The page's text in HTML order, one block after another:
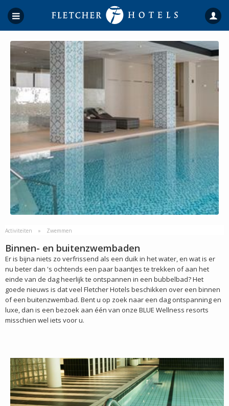
Activiteiten Zwemmen
Binnen- en buitenzwembaden
Er is bijna niets zo verfrissend als een duik in het water, en wat is er
nu beter dan 's ochtends een paar baantjes te trekken of aan het
einde van de dag heerlijk te ontspannen in een bubbelbad? Het
goede nieuws is dat veel Fletcher Hotels beschikken over een binnen
of een buitenzwembad. Bent u op zoek naar een dag ontspanning en
luxe, dan is een bezoek aan één van onze BLUE Wellness resorts
misschien wel iets voor u.